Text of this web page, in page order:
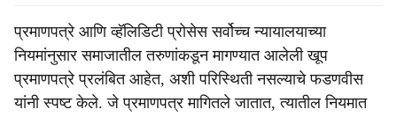
प्रमाणपत्रे आणि व्हॅलिडिटी प्रोसेस सर्वोच्च न्यायालयाच्या
नियमांनुसार समाजातील तरुणांकडून मागण्यात आलेली खूप
प्रमाणपत्रे प्रलंबित आहेत, अशी परिस्थिती नसल्याचे फडणवीस
यांनी स्पष्ट केले. जे प्रमाणपत्र मागितले जातात, त्यातील नियमात